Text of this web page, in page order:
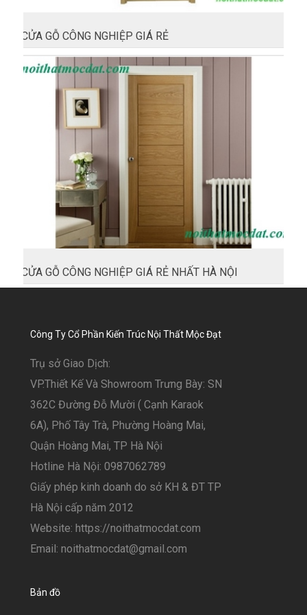
CỬA GỖ CÔNG NGHIỆP GIÁ RẺ‎
CỬA GỖ CÔNG NGHIỆP GIÁ RẺ NHẤT HÀ NỘI
Công Ty Cổ Phần Kiến Trúc Nội Thất Mộc Đạt
Trụ sở Giao Dịch:
VP.Thiết Kế Và Showroom Trưng Bày: SN
362C Đường Đỗ Mười ( Cạnh Karaok
6A), Phố Tây Trà, Phường Hoàng Mai,
Quận Hoàng Mai, TP Hà Nội
Hotline Hà Nội: 0987062789
Giấy phép kinh doanh do sở KH & ĐT TP
Hà Nội cấp năm 2012
Website: https://noithatmocdat.com
Email: noithatmocdat@gmail.com
Bản đồ